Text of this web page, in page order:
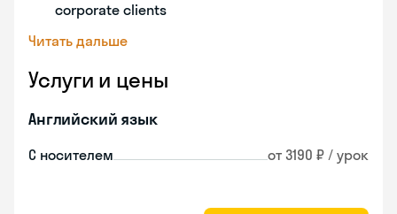
corporate clients
Читать дальше
Услуги и цены
Английский язык
С носителем от 3190 ₽ / урок